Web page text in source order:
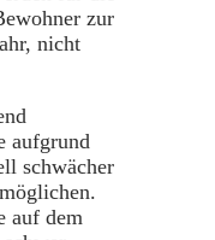
zur
nicht
aufgrund
schwächer
auf dem